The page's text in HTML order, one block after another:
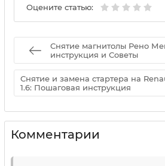
Оцените статью:
Снятие магнитолы Рено
инструкция и Советы
Снятие и замена стартера на
1.6: Пошаговая инструкция
Комментарии